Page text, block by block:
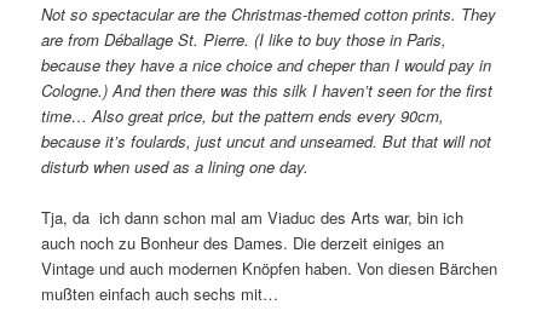
Not so spectacular are the Christmas-themed cotton prints. They
are from Déballage St. Pierre. (I like to buy those in Paris,
because they have a nice choice and cheper than I would pay in
Cologne.) And then there was this silk I haven’t seen for the first
time… Also great price, but the pattern ends every 90cm,
because it’s foulards, just uncut and unseamed. But that will not
disturb when used as a lining one day.
Tja, da ich dann schon mal am Viaduc des Arts war, bin ich
auch noch zu Bonheur des Dames. Die derzeit einiges an
Vintage und auch modernen Knöpfen haben. Von diesen Bärchen
mußten einfach auch sechs mit…